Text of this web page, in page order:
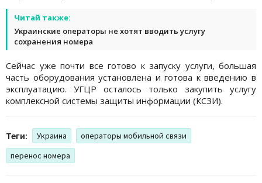
Читай также:
Украинские операторы не хотят вводить услугу
сохранения номера
Сейчас уже почти все готово к запуску услуги, большая
часть оборудования установлена и готова к введению в
эксплуатацию. УГЦР осталось только закупить услугу
комплексной системы защиты информации (КСЗИ).
Теги: Украина
операторы мобильной связи
перенос номера